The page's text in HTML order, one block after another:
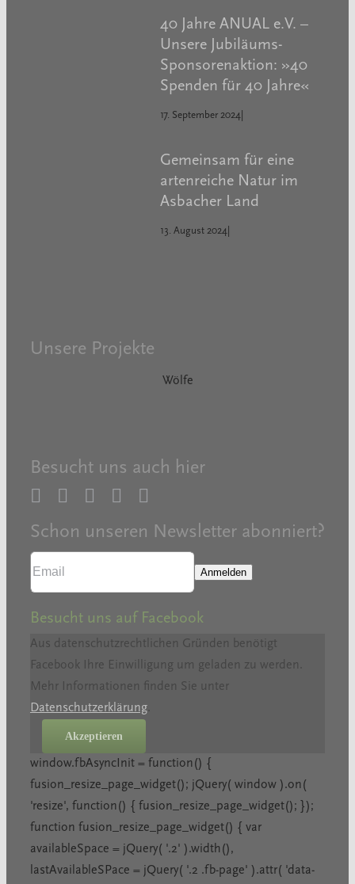
40 Jahre ANUAL e.V. –
Unsere Jubiläums-
Sponsorenaktion: »40
Spenden für 40 Jahre«
17. September 2024|
Gemeinsam für eine
artenreiche Natur im
Asbacher Land
13. August 2024|
Unsere Projekte
Wölfe
Besucht uns auch hier
Schon unseren Newsletter abonniert?
Besucht uns auf Facebook
Aus datenschutzrechtlichen Gründen benötigt
Facebook Ihre Einwilligung um geladen zu werden.
Mehr Informationen finden Sie unter
Datenschutzerklärung.
Akzeptieren
window.fbAsyncInit = function() {
fusion_resize_page_widget(); jQuery( window ).on(
'resize', function() { fusion_resize_page_widget(); });
function fusion_resize_page_widget() { var
availableSpace = jQuery( '.2' ).width(),
lastAvailableSPace = jQuery( '.2 .fb-page' ).attr( 'data-